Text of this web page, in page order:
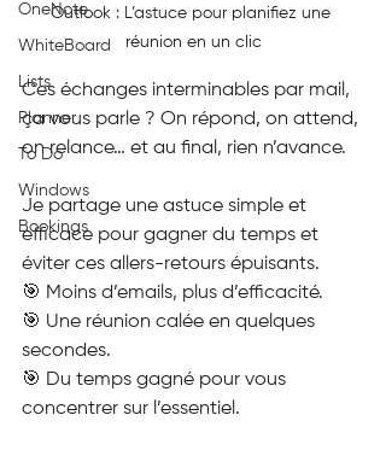
OneNote
WhiteBoard
Lists
Planner
To Do
Windows
Bookings
Outlook : L’astuce pour planifiez une
réunion en un clic
Ces échanges interminables par mail,
ça vous parle ? On répond, on attend,
on relance… et au final, rien n’avance.
Je partage une astuce simple et
efficace pour gagner du temps et
éviter ces allers-retours épuisants.
🎯 Moins d’emails, plus d’efficacité.
🎯 Une réunion calée en quelques
secondes.
🎯 Du temps gagné pour vous
concentrer sur l’essentiel.